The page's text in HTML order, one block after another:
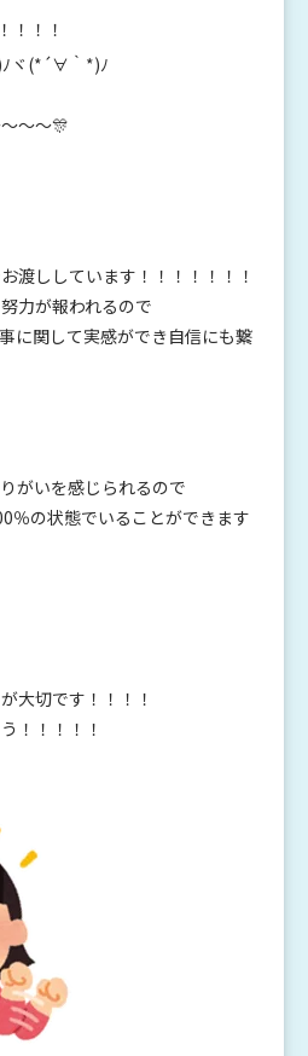
！！！
ヾ(*´∀｀*)ﾉ
～～🎊
渡ししています！！！！！！！
力が報われるので
に関して実感ができ自信にも繋
がいを感じられるので
％の状態でいることができます
大切です！！！！
！！！！！